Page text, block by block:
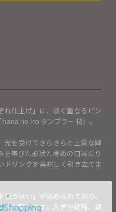
れ仕上げ」に、淡く重なるピン
no iro タンブラー 桜」。
光を受けてきらきらと上質な輝
を帯びた形状と薄めの口当たり
ドリンクを美味しく引き立てま
う想い」が込められており、
も付属します。入学や就職、退